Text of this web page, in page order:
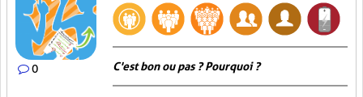
0 C'est bon ou pas ? Pourquoi ?